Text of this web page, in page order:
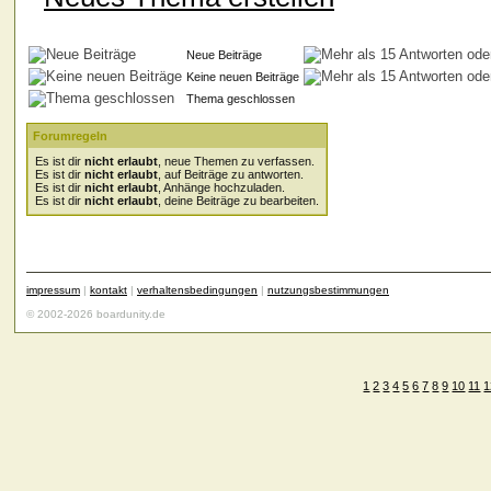
Neue Beiträge
Keine neuen Beiträge
Thema geschlossen
Forumregeln
Es ist dir nicht erlaubt , neue Themen zu verfassen.
Es ist dir nicht erlaubt , auf Beiträge zu antworten.
Es ist dir nicht erlaubt , Anhänge hochzuladen.
Es ist dir nicht erlaubt , deine Beiträge zu bearbeiten.
impressum | kontakt | verhaltensbedingungen | nutzungsbestimmungen
© 2002-2026 boardunity.de
1 2 3 4 5 6 7 8 9 10 11